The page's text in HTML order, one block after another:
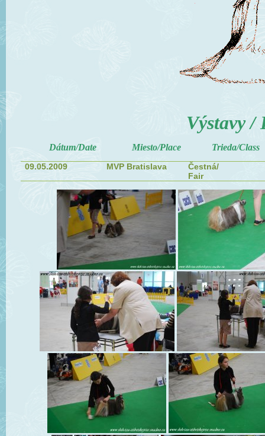
Výstavy /
Dátum/Date Miesto/Place Trieda/Class
09.05.2009 MVP Bratislava
Čestná/
Fair